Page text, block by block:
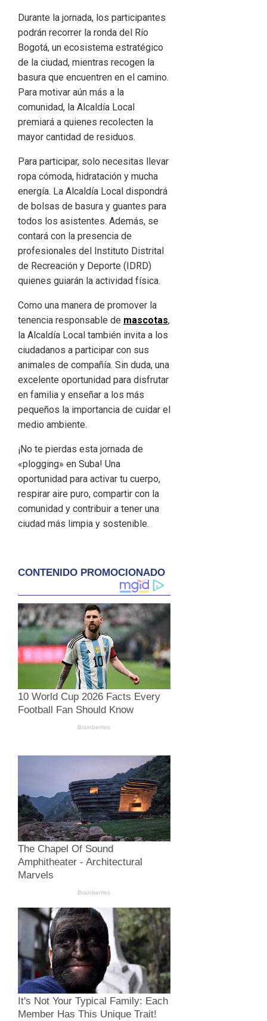
Durante la jornada, los participantes
podrán recorrer la ronda del Río
Bogotá, un ecosistema estratégico
de la ciudad, mientras recogen la
basura que encuentren en el camino.
Para motivar aún más a la
comunidad, la Alcaldía Local
premiará a quienes recolecten la
mayor cantidad de residuos.
Para participar, solo necesitas llevar
ropa cómoda, hidratación y mucha
energía. La Alcaldía Local dispondrá
de bolsas de basura y guantes para
todos los asistentes. Además, se
contará con la presencia de
profesionales del Instituto Distrital
de Recreación y Deporte (IDRD)
quienes guiarán la actividad física.
Como una manera de promover la
tenencia responsable de mascotas,
la Alcaldía Local también invita a los
ciudadanos a participar con sus
animales de compañía. Sin duda, una
excelente oportunidad para disfrutar
en familia y enseñar a los más
pequeños la importancia de cuidar el
medio ambiente.
¡No te pierdas esta jornada de
«plogging» en Suba! Una
oportunidad para activar tu cuerpo,
respirar aire puro, compartir con la
comunidad y contribuir a tener una
ciudad más limpia y sostenible.